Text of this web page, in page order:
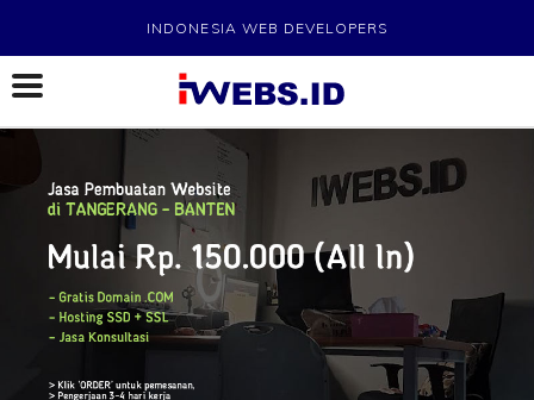
INDONESIA WEB DEVELOPERS